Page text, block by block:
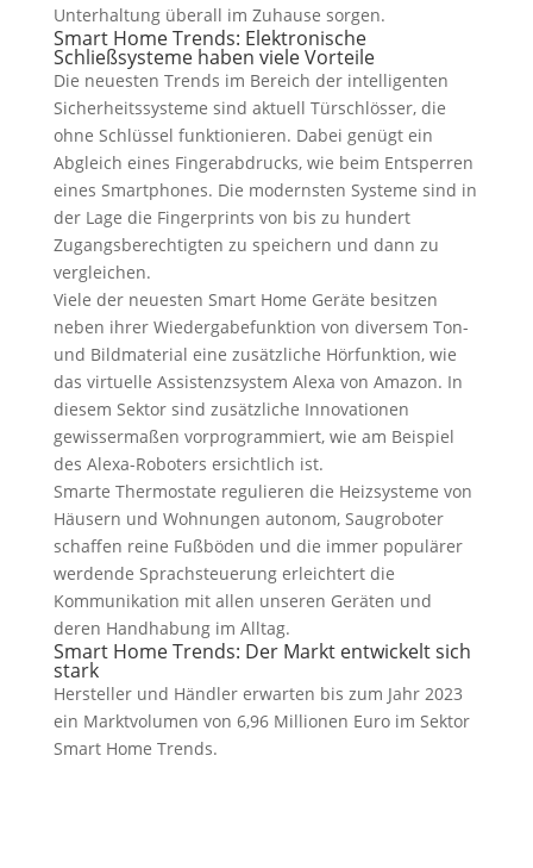
Unterhaltung überall im Zuhause sorgen.
Smart Home Trends: Elektronische
Schließsysteme haben viele Vorteile
Die neuesten Trends im Bereich der intelligenten
Sicherheitssysteme sind aktuell Türschlösser, die
ohne Schlüssel funktionieren. Dabei genügt ein
Abgleich eines Fingerabdrucks, wie beim Entsperren
eines Smartphones. Die modernsten Systeme sind in
der Lage die Fingerprints von bis zu hundert
Zugangsberechtigten zu speichern und dann zu
vergleichen.
Viele der neuesten Smart Home Geräte besitzen
neben ihrer Wiedergabefunktion von diversem Ton-
und Bildmaterial eine zusätzliche Hörfunktion, wie
das virtuelle Assistenzsystem Alexa von Amazon. In
diesem Sektor sind zusätzliche Innovationen
gewissermaßen vorprogrammiert, wie am Beispiel
des Alexa-Roboters ersichtlich ist.
Smarte Thermostate regulieren die Heizsysteme von
Häusern und Wohnungen autonom, Saugroboter
schaffen reine Fußböden und die immer populärer
werdende Sprachsteuerung erleichtert die
Kommunikation mit allen unseren Geräten und
deren Handhabung im Alltag.
Smart Home Trends: Der Markt entwickelt sich
stark
Hersteller und Händler erwarten bis zum Jahr 2023
ein Marktvolumen von 6,96 Millionen Euro im Sektor
Smart Home Trends.